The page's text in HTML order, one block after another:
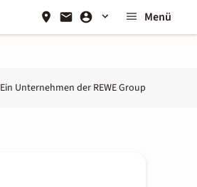
Menü
Ein Unternehmen der REWE Group